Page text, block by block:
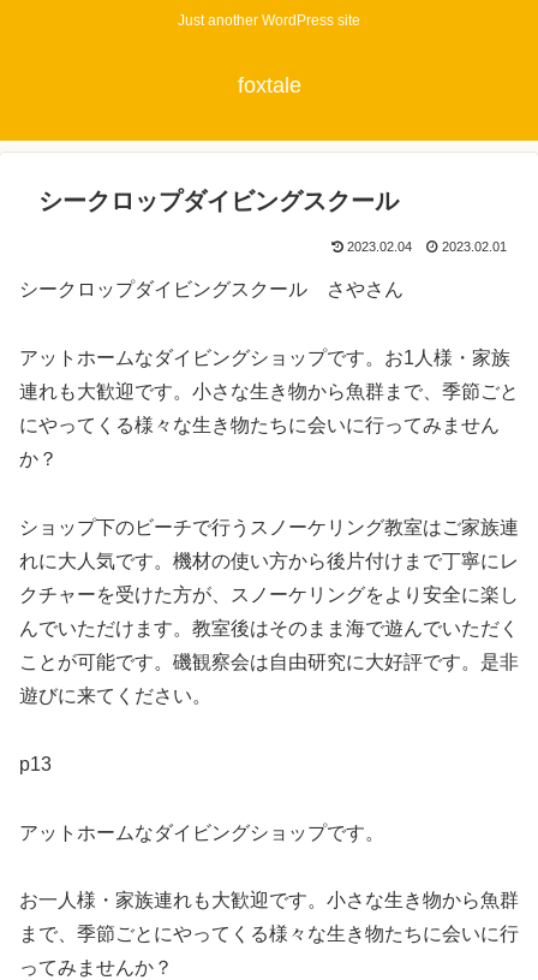
Just another WordPress site
foxtale
シークロップダイビングスクール
2023.02.04 2023.02.01
シークロップダイビングスクール さやさん
アットホームなダイビングショップです。お1人様・家族
連れも大歓迎です。小さな生き物から魚群まで、季節ごと
にやってくる様々な生き物たちに会いに行ってみません
か？
ショップ下のビーチで行うスノーケリング教室はご家族連
れに大人気です。機材の使い方から後片付けまで丁寧にレ
クチャーを受けた方が、スノーケリングをより安全に楽し
んでいただけます。教室後はそのまま海で遊んでいただく
ことが可能です。磯観察会は自由研究に大好評です。是非
遊びに来てください。
p13
アットホームなダイビングショップです。
お一人様・家族連れも大歓迎です。小さな生き物から魚群
まで、季節ごとにやってくる様々な生き物たちに会いに行
ってみませんか？